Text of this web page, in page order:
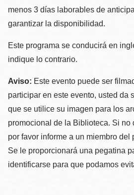
menos 3 días laborables de
garantizar la disponibilidad.
Este programa se conducirá en
indique lo contrario.
Aviso: Este evento puede ser
participar en este evento, usted da
que se utilice su imagen para los
promocional de la Biblioteca. Si no
por favor informe a un miembro del
Se le proporcionará una pegatina
identificarse para que podamos